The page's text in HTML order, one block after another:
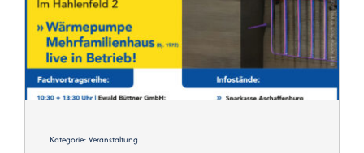
Kontakt
Kategorie: Veranstaltung